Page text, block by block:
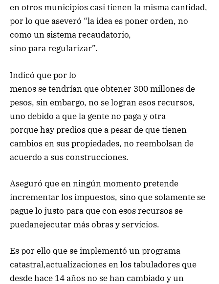
en otros municipios casi tienen la misma cantidad,
por lo que aseveró “la idea es poner orden, no
como un sistema recaudatorio,
sino para regularizar”.
Indicó que por lo
menos se tendrían que obtener 300 millones de
pesos, sin embargo, no se logran esos recursos,
uno debido a que la gente no paga y otra
porque hay predios que a pesar de que tienen
cambios en sus propiedades, no reembolsan de
acuerdo a sus construcciones.
Aseguró que en ningún momento pretende
incrementar los impuestos, sino que solamente se
pague lo justo para que con esos recursos se
puedanejecutar más obras y servicios.
Es por ello que se implementó un programa
catastral,actualizaciones en los tabuladores que
desde hace 14 años no se han cambiado y un